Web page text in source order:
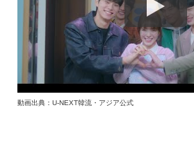
動画出典：U-NEXT韓流・アジア公式